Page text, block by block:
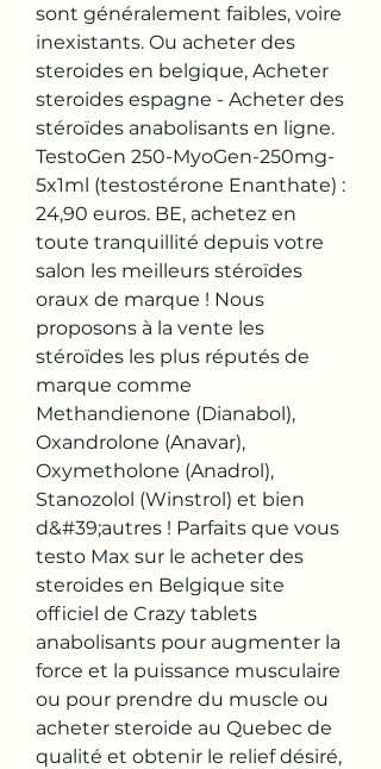
sont généralement faibles, voire
inexistants. Ou acheter des
steroides en belgique, Acheter
steroides espagne - Acheter des
stéroïdes anabolisants en ligne.
TestoGen 250-MyoGen-250mg-
5x1ml (testostérone Enanthate) :
24,90 euros. BE, achetez en
toute tranquillité depuis votre
salon les meilleurs stéroïdes
oraux de marque ! Nous
proposons à la vente les
stéroïdes les plus réputés de
marque comme
Methandienone (Dianabol),
Oxandrolone (Anavar),
Oxymetholone (Anadrol),
Stanozolol (Winstrol) et bien
d&#39;autres ! Parfaits que vous
testo Max sur le acheter des
steroides en Belgique site
officiel de Crazy tablets
anabolisants pour augmenter la
force et la puissance musculaire
ou pour prendre du muscle ou
acheter steroide au Quebec de
qualité et obtenir le relief désiré,